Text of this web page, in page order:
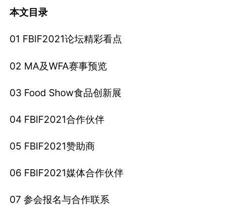
本文目录
01 FBIF2021论坛精彩看点
02 MA及WFA赛事预览
03 Food Show食品创新展
04 FBIF2021合作伙伴
05 FBIF2021赞助商
06 FBIF2021媒体合作伙伴
07 参会报名与合作联系